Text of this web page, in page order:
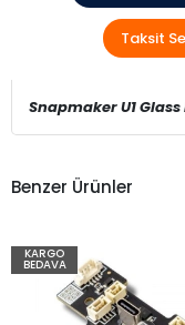
Taksit
Snapmaker U1
Benzer Ürünler
KARGO
BEDAVA